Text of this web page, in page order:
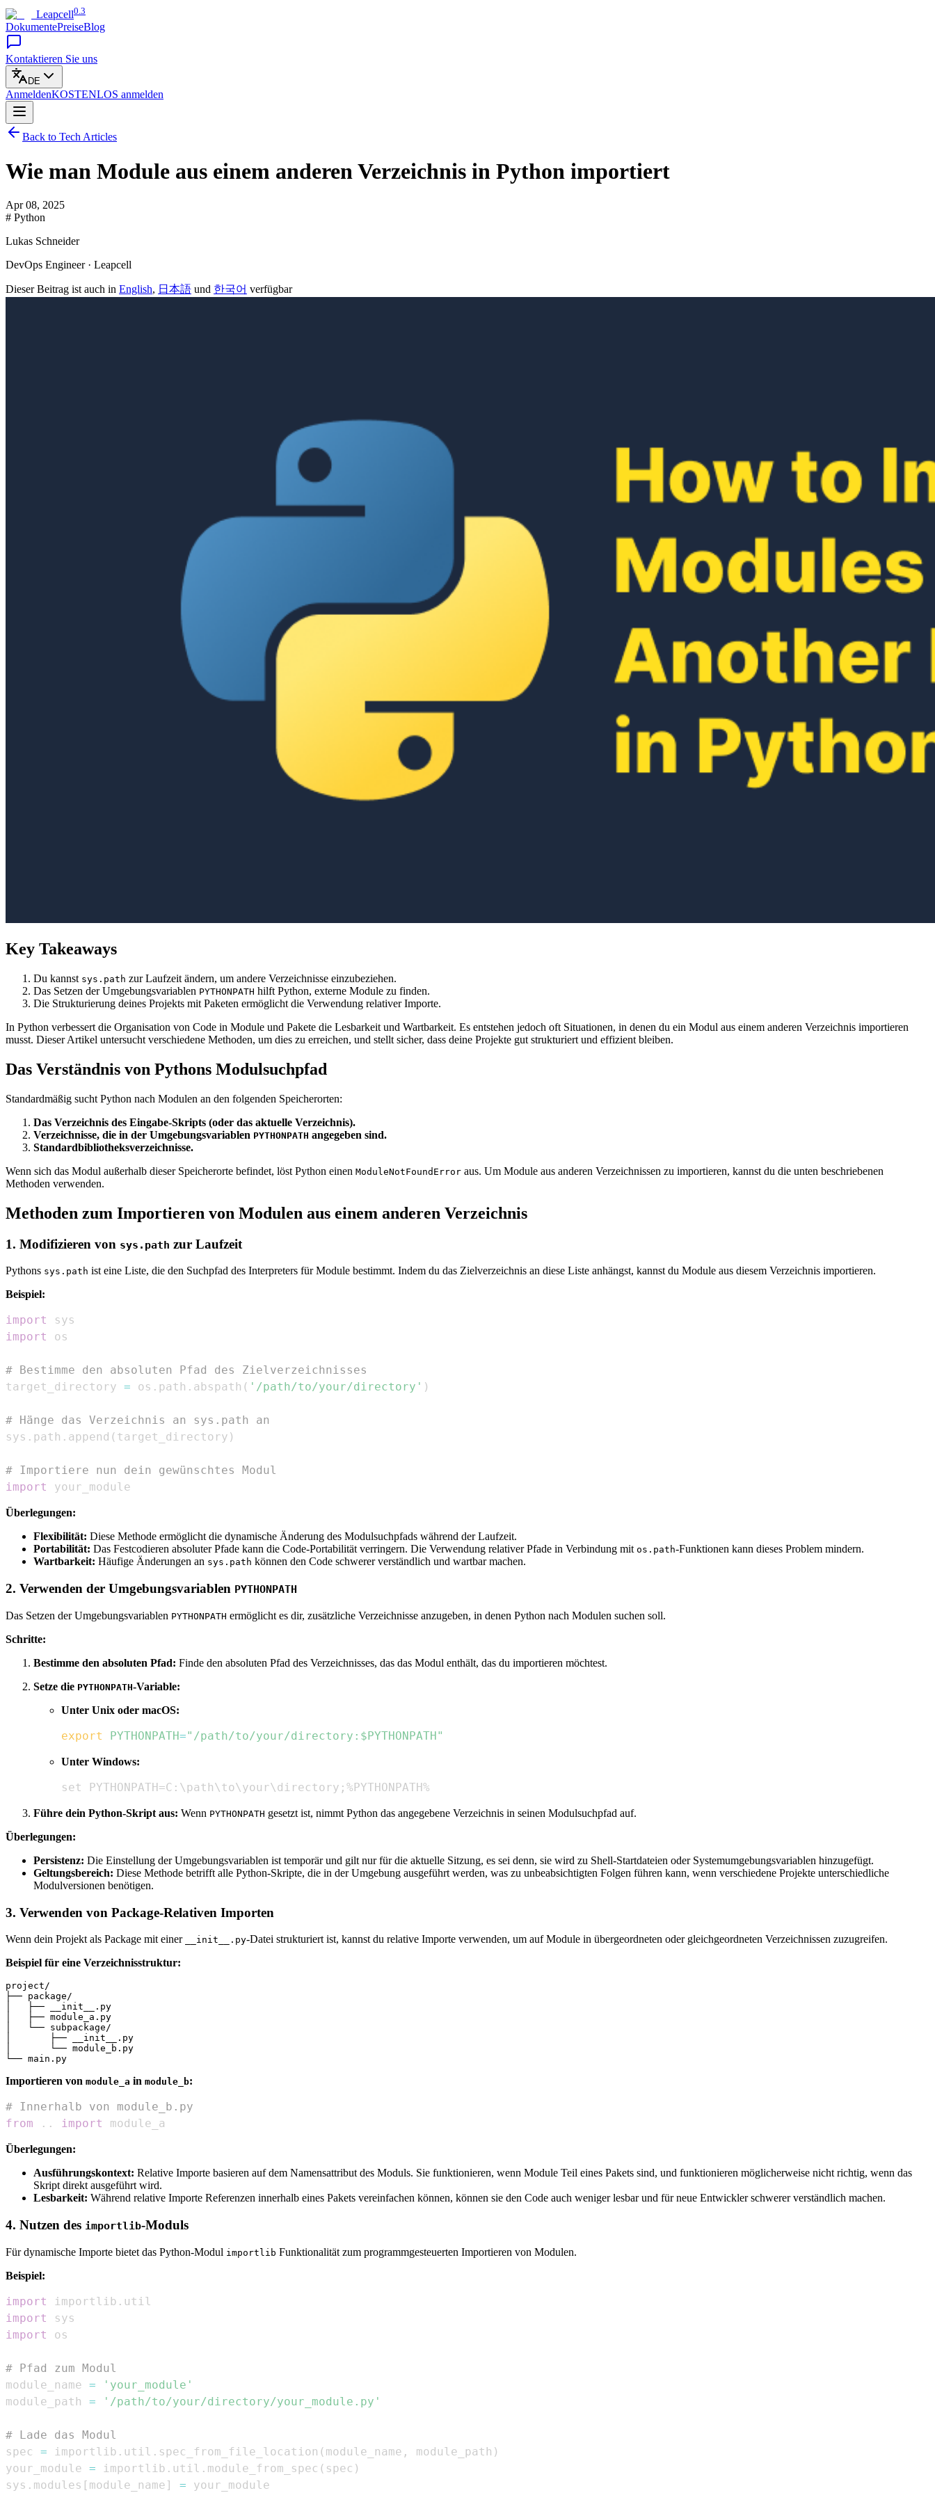
Leapcell0.3
DokumentePreiseBlog
Kontaktieren Sie uns
DE
AnmeldenKOSTENLOS anmelden
Back to Tech Articles
Wie man Module aus einem anderen Verzeichnis in Python importiert
Apr 08, 2025
# Python
Lukas Schneider
DevOps Engineer · Leapcell
Dieser Beitrag ist auch in English, 日本語 und 한국어 verfügbar
Key Takeaways
Du kannst sys.path zur Laufzeit ändern, um andere Verzeichnisse einzubeziehen.
Das Setzen der Umgebungsvariablen PYTHONPATH hilft Python, externe Module zu finden.
Die Strukturierung deines Projekts mit Paketen ermöglicht die Verwendung relativer Importe.
In Python verbessert die Organisation von Code in Module und Pakete die Lesbarkeit und Wartbarkeit. Es entstehen jedoch oft Situationen, in denen du ein Modul aus einem anderen Verzeichnis importieren
musst. Dieser Artikel untersucht verschiedene Methoden, um dies zu erreichen, und stellt sicher, dass deine Projekte gut strukturiert und effizient bleiben.
Das Verständnis von Pythons Modulsuchpfad
Standardmäßig sucht Python nach Modulen an den folgenden Speicherorten:
Das Verzeichnis des Eingabe-Skripts (oder das aktuelle Verzeichnis).
Verzeichnisse, die in der Umgebungsvariablen PYTHONPATH angegeben sind.
Standardbibliotheksverzeichnisse.
Wenn sich das Modul außerhalb dieser Speicherorte befindet, löst Python einen ModuleNotFoundError aus. Um Module aus anderen Verzeichnissen zu importieren, kannst du die unten beschriebenen
Methoden verwenden.
Methoden zum Importieren von Modulen aus einem anderen Verzeichnis
1. Modifizieren von sys.path zur Laufzeit
Pythons sys.path ist eine Liste, die den Suchpfad des Interpreters für Module bestimmt. Indem du das Zielverzeichnis an diese Liste anhängst, kannst du Module aus diesem Verzeichnis importieren.
Beispiel:
import
import
# Bestimme den absoluten Pfad des Zielverzeichnisses
target_directory = os . path . abspath ( '/path/to/your/directory' )
# Hänge das Verzeichnis an sys.path an
sys . path . append ( target_directory )
# Importiere nun dein gewünschtes Modul
import
your_module
Überlegungen:
Flexibilität: Diese Methode ermöglicht die dynamische Änderung des Modulsuchpfads während der Laufzeit.
Portabilität: Das Festcodieren absoluter Pfade kann die Code-Portabilität verringern. Die Verwendung relativer Pfade in Verbindung mit os.path-Funktionen kann dieses Problem mindern.
Wartbarkeit: Häufige Änderungen an sys.path können den Code schwerer verständlich und wartbar machen.
2. Verwenden der Umgebungsvariablen PYTHONPATH
Das Setzen der Umgebungsvariablen PYTHONPATH ermöglicht es dir, zusätzliche Verzeichnisse anzugeben, in denen Python nach Modulen suchen soll.
Schritte:
Bestimme den absoluten Pfad: Finde den absoluten Pfad des Verzeichnisses, das das Modul enthält, das du importieren möchtest.
Setze die PYTHONPATH-Variable:
Unter Unix oder macOS:
export PYTHONPATH="/path/to/your/directory: $PYTHONPATH"
Unter Windows:
set PYTHONPATH=C:\path\to\your\directory;%PYTHONPATH%
Führe dein Python-Skript aus: Wenn PYTHONPATH gesetzt ist, nimmt Python das angegebene Verzeichnis in seinen Modulsuchpfad auf.
Überlegungen:
Persistenz: Die Einstellung der Umgebungsvariablen ist temporär und gilt nur für die aktuelle Sitzung, es sei denn, sie wird zu Shell-Startdateien oder Systemumgebungsvariablen hinzugefügt.
Geltungsbereich: Diese Methode betrifft alle Python-Skripte, die in der Umgebung ausgeführt werden, was zu unbeabsichtigten Folgen führen kann, wenn verschiedene Projekte unterschiedliche
Modulversionen benötigen.
3. Verwenden von Package-Relativen Importen
Wenn dein Projekt als Package mit einer __init__.py-Datei strukturiert ist, kannst du relative Importe verwenden, um auf Module in übergeordneten oder gleichgeordneten Verzeichnissen zuzugreifen.
Beispiel für eine Verzeichnisstruktur:
project/
├── package/
│   ├── __init__.py
│   ├── module_a.py
│   └── subpackage/
│       ├── __init__.py
│       └── module_b.py
Importieren von module_a in module_b:
# Innerhalb von module_b.py
from
. . import module_a
Überlegungen:
Ausführungskontext: Relative Importe basieren auf dem Namensattribut des Moduls. Sie funktionieren, wenn Module Teil eines Pakets sind, und funktionieren möglicherweise nicht richtig, wenn das
Skript direkt ausgeführt wird.
Lesbarkeit: Während relative Importe Referenzen innerhalb eines Pakets vereinfachen können, können sie den Code auch weniger lesbar und für neue Entwickler schwerer verständlich machen.
4. Nutzen des importlib-Moduls
Für dynamische Importe bietet das Python-Modul importlib Funktionalität zum programmgesteuerten Importieren von Modulen.
Beispiel:
import importlib .
import
import
# Pfad zum Modul
module_name =
'your_module'
module_path = '/path/to/your/directory/your_module.py'
# Lade das Modul
spec = importlib . util . spec_from_file_location ( module_name , module_path )
your_module = importlib . util . module_from_spec ( spec )
sys . modules [ module_name ] =